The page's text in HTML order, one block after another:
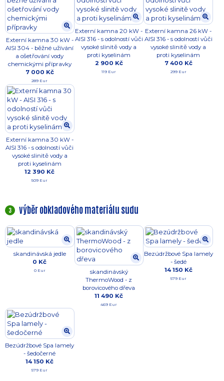
Externí kamna 30 kW -
AISI 304 - běžné užívání
a ošetřování vody
chemickými přípravky
7 000 Kč
289 Eur
Externí kamna 20 kW -
AISI 316 - s odolností vůči
vysoké slinitě vody a
proti kyselinám
2 900 Kč
119 Eur
Externí kamna 26 kW -
AISI 316 - s odolností vůči
vysoké slinitě vody a
proti kyselinám
7 400 Kč
299 Eur
Externí kamna 30 kW -
AISI 316 - s odolností vůči
vysoké slinitě vody a
proti kyselinám
12 390 Kč
509 Eur
3 výběr obkladového materiálu sudu
skandinávská jedle
0 Kč
0 Eur
skandinávský
ThermoWood - z
borovicového dřeva
11 490 Kč
469 Eur
Bezúdržbové Spa lamely
- šedé
14 150 Kč
579 Eur
Bezúdržbové Spa lamely
- šedočerné
14 150 Kč
579 Eur